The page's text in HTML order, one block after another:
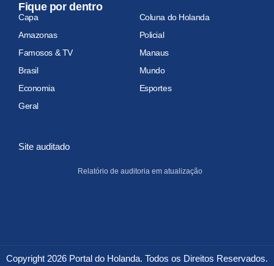
Fique por dentro
Capa
Coluna do Holanda
Amazonas
Policial
Famosos & TV
Manaus
Brasil
Mundo
Economia
Esportes
Geral
Site auditado
Relatório de auditoria em atualização
Copyright 2026 Portal do Holanda. Todos os Direitos Reservados.